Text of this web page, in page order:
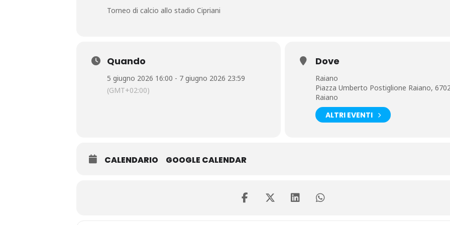
Torneo di calcio allo stadio Cipriani
Quando
5 giugno 2026 16:00 - 7 giugno 2026 23:59
(GMT+02:00)
Dove
Raiano
Piazza Umberto Postiglione Raiano,
Raiano
ALTRI EVENTI
CALENDARIO GOOGLE CALENDAR